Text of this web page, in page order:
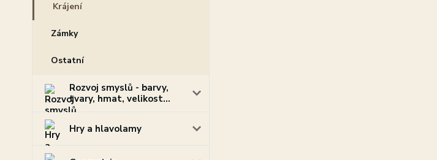
Krájení
Zámky
Ostatní
Rozvoj smyslů - barvy,
tvary, hmat, velikost...
Hry a hlavolamy